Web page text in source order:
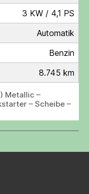
3 KW / 4,1 PS
Automatik
Benzin
8.745 km
Metallic –
– Scheibe –